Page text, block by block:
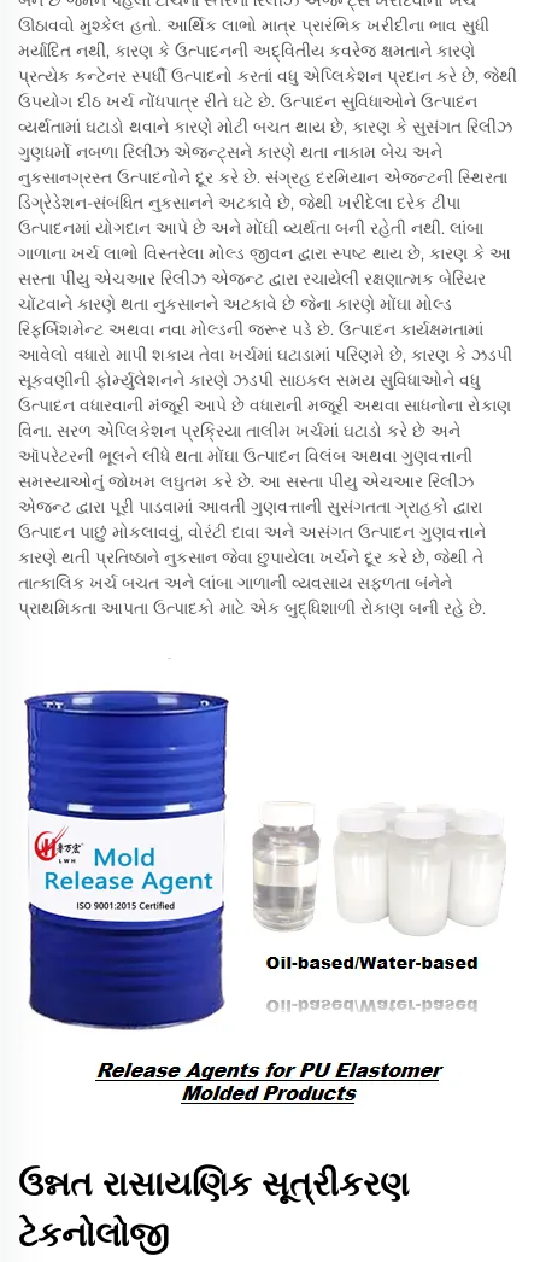
ઊઠાવવો મુશ્કેલ હતો. આર્થિક લાભો માત્ર પ્રારંભિક ખરીદીના ભાવ સુધી
મર્યાદિત નથી, કારણ કે ઉત્પાદનની અદ્વિતીય કવરેજ ક્ષમતાને કારણે
પ્રત્યેક કન્ટેનર સ્પર્ધી ઉત્પાદનો કરતાં વધુ એપ્લિકેશન પ્રદાન કરે છે, જેથી
ઉપયોગ દીઠ ખર્ચ નોંધપાત્ર રીતે ઘટે છે. ઉત્પાદન સુવિધાઓને ઉત્પાદન
વ્યર્થતામાં ઘટાડો થવાને કારણે મોટી બચત થાય છે, કારણ કે સુસંગત રિલીઝ
ગુણધર્મો નબળા રિલીઝ એજન્ટ્સને કારણે થતા નાકામ બેચ અને
નુકસાનગ્રસ્ત ઉત્પાદનોને દૂર કરે છે. સંગ્રહ દરમિયાન એજન્ટની સ્થિરતા
ડિગ્રેડેશન-સંબંધિત નુકસાનને અટકાવે છે, જેથી ખરીદેલા દરેક ટીપા
ઉત્પાદનમાં યોગદાન આપે છે અને મોંઘી વ્યર્થતા બની રહેતી નથી. લાંબા
ગાળાના ખર્ચ લાભો વિસ્તરેલા મોલ્ડ જીવન દ્વારા સ્પષ્ટ થાય છે, કારણ કે આ
સસ્તા પીયુ એચઆર રિલીઝ એજન્ટ દ્વારા રચાયેલી રક્ષણાત્મક બેરિયર
ચોંટવાને કારણે થતા નુકસાનને અટકાવે છે જેના કારણે મોંઘા મોલ્ડ
રિફર્બિશમેન્ટ અથવા નવા મોલ્ડની જરૂર પડે છે. ઉત્પાદન કાર્યક્ષમતામાં
આવેલો વધારો માપી શકાય તેવા ખર્ચમાં ઘટાડામાં પરિણમે છે, કારણ કે ઝડપી
સૂકવણીની ફોર્મ્યુલેશનને કારણે ઝડપી સાઇકલ સમય સુવિધાઓને વધુ
ઉત્પાદન વધારવાની મંજૂરી આપે છે વધારાની મજૂરી અથવા સાધનોના રોકાણ
વિના. સરળ એપ્લિકેશન પ્રક્રિયા તાલીમ ખર્ચમાં ઘટાડો કરે છે અને
ઑપરેટરની ભૂલને લીધે થતા મોંઘા ઉત્પાદન વિલંબ અથવા ગુણવત્તાની
સમસ્યાઓનું જોખમ લઘુતમ કરે છે. આ સસ્તા પીયુ એચઆર રિલીઝ
એજન્ટ દ્વારા પૂરી પાડવામાં આવતી ગુણવત્તાની સુસંગતતા ગ્રાહકો દ્વારા
ઉત્પાદન પાછું મોકલાવવું, વોરંટી દાવા અને અસંગત ઉત્પાદન ગુણવત્તાને
કારણે થતી પ્રતિષ્ઠાને નુકસાન જેવા છુપાયેલા ખર્ચને દૂર કરે છે, જેથી તે
તાત્કાલિક ખર્ચ બચત અને લાંબા ગાળાની વ્યવસાય સફળતા બંનેને
પ્રાથમિકતા આપતા ઉત્પાદકો માટે એક બુદ્ધિશાળી રોકાણ બની રહે છે.
ઉન્નત રાસાયણિક સૂત્રીકરણ
ટેકનોલોજી